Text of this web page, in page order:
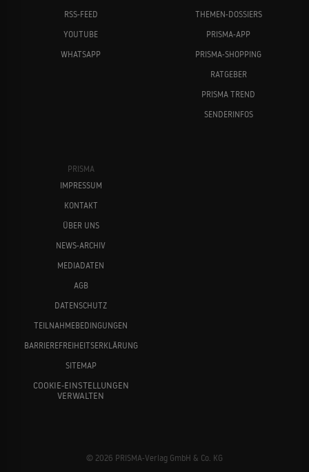
RSS-FEED
YOUTUBE
WHATSAPP
THEMEN-DOSSIERS
PRISMA-APP
PRISMA-SHOPPING
RATGEBER
PRISMA TREND
SENDERINFOS
PRISMA
IMPRESSUM
KONTAKT
ÜBER UNS
NEWS-ARCHIV
MEDIADATEN
AGB
DATENSCHUTZ
TEILNAHMEBEDINGUNGEN
BARRIEREFREIHEITSERKLÄRUNG
SITEMAP
COOKIE-EINSTELLUNGEN
VERWALTEN
© 2026 PRISMA-Verlag GmbH & Co. KG